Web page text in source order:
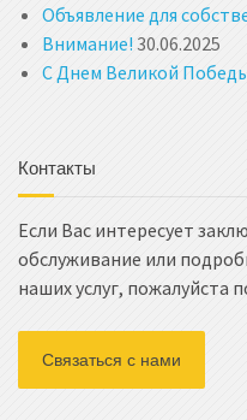
Объявление для
Внимание! 30.06.2025
С Днем Великой
Контакты
Если Вас интересует
обслуживание или
наших услуг, пожалуйста
Связаться с нами